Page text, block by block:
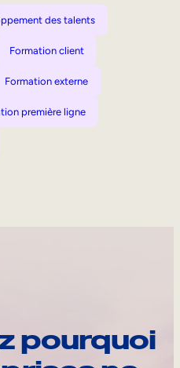
des talents
Formation client
Formation externe
première ligne
pourquoi